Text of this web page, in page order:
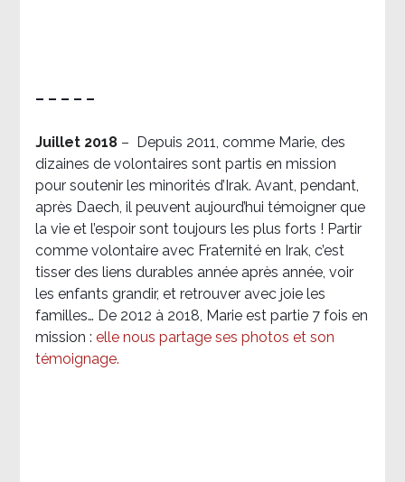
– – – – –
Juillet 2018 – Depuis 2011, comme Marie, des
dizaines de volontaires sont partis en mission
pour soutenir les minorités d’Irak. Avant, pendant,
après Daech, il peuvent aujourd’hui témoigner que
la vie et l’espoir sont toujours les plus forts ! Partir
comme volontaire avec Fraternité en Irak, c’est
tisser des liens durables année après année, voir
les enfants grandir, et retrouver avec joie les
familles… De 2012 à 2018, Marie est partie 7 fois en
mission : elle nous partage ses photos et son
témoignage.